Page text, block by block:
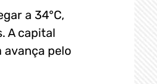
a 34°C,
A capital
pelo